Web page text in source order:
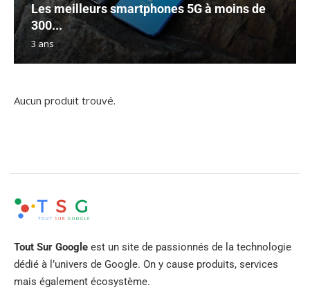
Les meilleurs smartphones 5G à moins de
300...
3 ans
Aucun produit trouvé.
Tout Sur Google est un site de passionnés de la technologie
dédié à l’univers de Google. On y cause produits, services
mais également écosystème.